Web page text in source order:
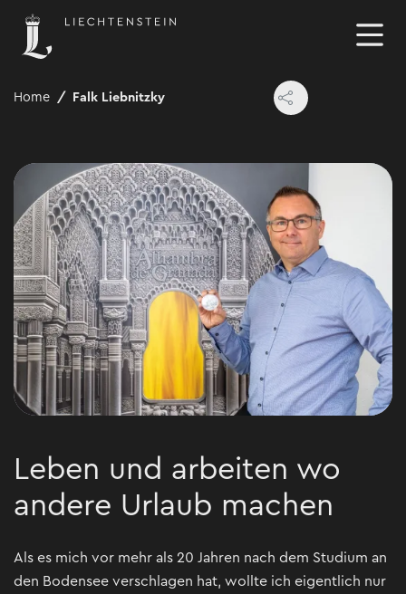
Home Falk Liebnitzky
Leben und arbeiten wo
andere Urlaub machen
Als es mich vor mehr als 20 Jahren nach dem Studium an
den Bodensee verschlagen hat, wollte ich eigentlich nur